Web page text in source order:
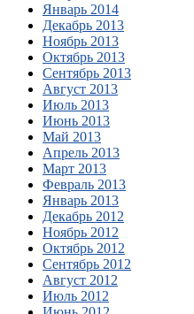
Январь 2014
Декабрь 2013
Ноябрь 2013
Октябрь 2013
Сентябрь 2013
Август 2013
Июль 2013
Июнь 2013
Май 2013
Апрель 2013
Март 2013
Февраль 2013
Январь 2013
Декабрь 2012
Ноябрь 2012
Октябрь 2012
Сентябрь 2012
Август 2012
Июль 2012